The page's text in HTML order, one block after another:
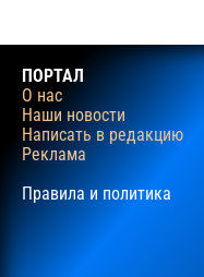
ПОРТАЛ
О нас
Наши новости
Написать в редакцию
Реклама
Правила и политика